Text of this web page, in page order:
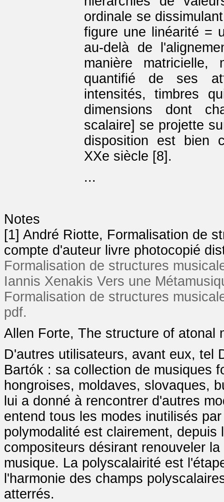
ordinale se
figure une linéarité =
au-delà de
manière matricielle,
quantifié de ses
intensités, timbres
dimensions dont
scalaire] se projette
disposition est bien
XXe siècle [8].
...
Notes
[1] André Riotte, Formalisation de
compte d'auteur livre photocopié
Formalisation de structures
Iannis Xenakis Vers une
Formalisation de structures
pdf.
Allen Forte, The structure of atonal
D'autres utilisateurs, avant eux, tel
Bartók : sa collection de musiques
hongroises, moldaves, slovaques,
lui a donné à rencontrer d'autres
entend tous les modes inutilisés
polymodalité est clairement,
compositeurs désirant renouveler
musique. La polyscalairité est
l'harmonie des champs
atterrés.